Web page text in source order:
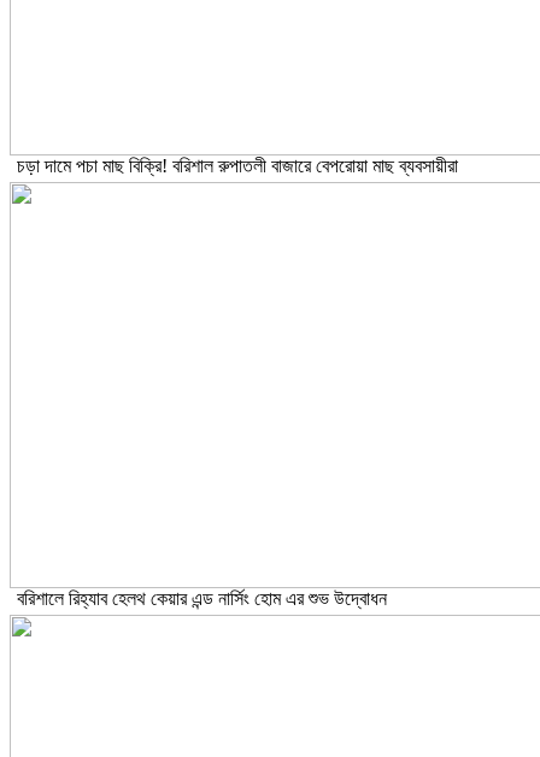
চড়া দামে পচা মাছ বিক্রি! বরিশাল রুপাতলী বাজারে বেপরোয়া মাছ ব্যবসায়ীরা
বরিশালে রিহ্যাব হেলথ কেয়ার এন্ড নার্সিং হোম এর শুভ উদ্বোধন